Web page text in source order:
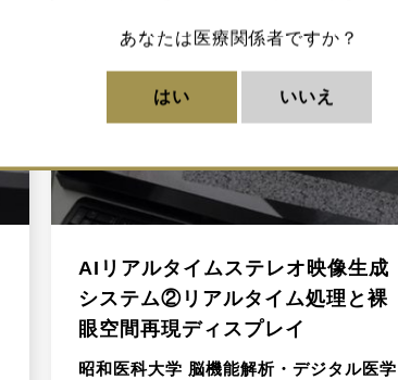
あなたは医療関係者ですか？
はい いいえ
AIリアルタイムステレオ映像生成
システム②リアルタイム処理と裸
眼空間再現ディスプレイ
昭和医科大学 脳機能解析・デジタル医学